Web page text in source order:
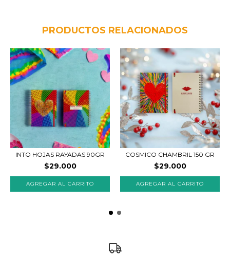
PRODUCTOS RELACIONADOS
INTO HOJAS RAYADAS 90GR
$29.000
COSMICO CHAMBRIL 150 GR
$29.000